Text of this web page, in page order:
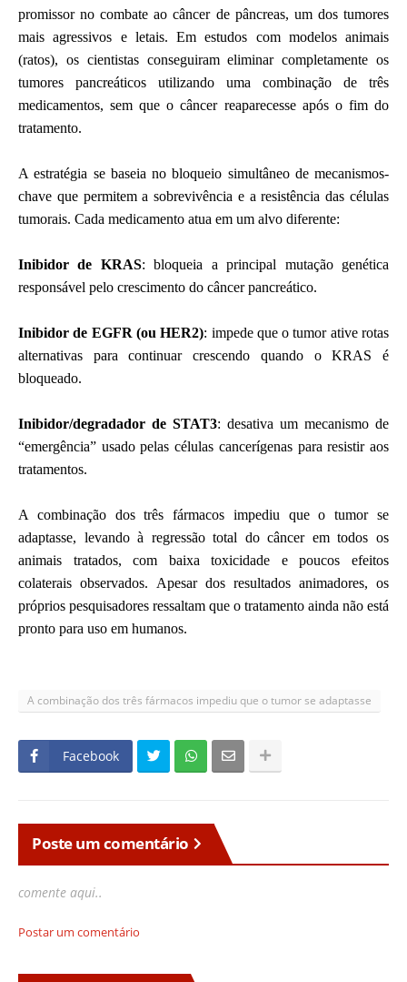
promissor no combate ao câncer de pâncreas, um dos tumores
mais agressivos e letais. Em estudos com modelos animais
(ratos), os cientistas conseguiram eliminar completamente os
tumores pancreáticos utilizando uma combinação de três
medicamentos, sem que o câncer reaparecesse após o fim do
tratamento.
A estratégia se baseia no bloqueio simultâneo de mecanismos-
chave que permitem a sobrevivência e a resistência das células
tumorais. Cada medicamento atua em um alvo diferente:
Inibidor de KRAS: bloqueia a principal mutação genética
responsável pelo crescimento do câncer pancreático.
Inibidor de EGFR (ou HER2): impede que o tumor ative rotas
alternativas para continuar crescendo quando o KRAS é
bloqueado.
Inibidor/degradador de STAT3: desativa um mecanismo de
“emergência” usado pelas células cancerígenas para resistir aos
tratamentos.
A combinação dos três fármacos impediu que o tumor se
adaptasse, levando à regressão total do câncer em todos os
animais tratados, com baixa toxicidade e poucos efeitos
colaterais observados. Apesar dos resultados animadores, os
próprios pesquisadores ressaltam que o tratamento ainda não está
pronto para uso em humanos.
A combinação dos três fármacos impediu que o tumor se adaptasse
Facebook
Poste um comentário
comente aqui..
Postar um comentário